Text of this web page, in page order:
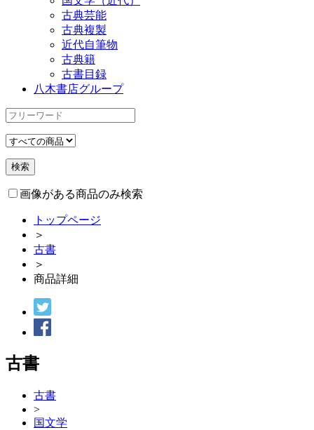
古典芸能
古典複製
近代自筆物
古典籍
古書目録
八木書店グループ
画像がある商品のみ検索
トップページ
＞
古書
＞
商品詳細
古書
古書
>
国文学